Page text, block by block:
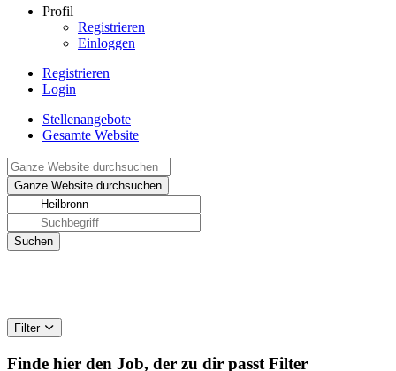
Profil
Registrieren
Einloggen
Registrieren
Login
Stellenangebote
Gesamte Website
Filter
Finde hier den Job, der zu dir passt Filter